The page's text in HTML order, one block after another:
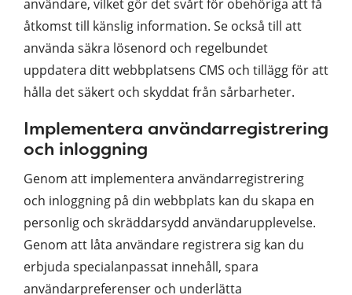
användare, vilket gör det svårt för obehöriga att få
åtkomst till känslig information. Se också till att
använda säkra lösenord och regelbundet
uppdatera ditt webbplatsens CMS och tillägg för att
hålla det säkert och skyddat från sårbarheter.
Implementera användarregistrering
och inloggning
Genom att implementera användarregistrering
och inloggning på din webbplats kan du skapa en
personlig och skräddarsydd användarupplevelse.
Genom att låta användare registrera sig kan du
erbjuda specialanpassat innehåll, spara
användarpreferenser och underlätta